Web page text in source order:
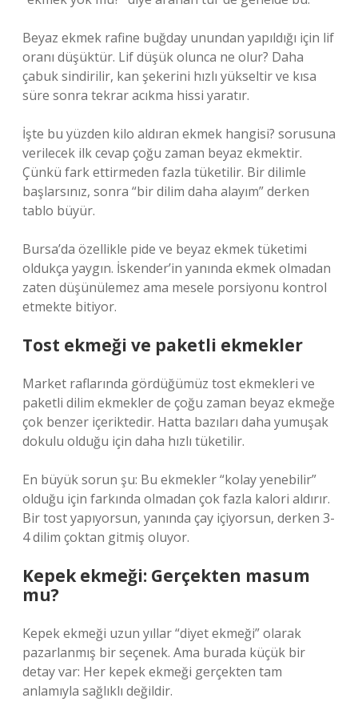
Beyaz ekmek rafine buğday unundan yapıldığı için lif
oranı düşüktür. Lif düşük olunca ne olur? Daha
çabuk sindirilir, kan şekerini hızlı yükseltir ve kısa
süre sonra tekrar acıkma hissi yaratır.
İşte bu yüzden kilo aldıran ekmek hangisi? sorusuna
verilecek ilk cevap çoğu zaman beyaz ekmektir.
Çünkü fark ettirmeden fazla tüketilir. Bir dilimle
başlarsınız, sonra “bir dilim daha alayım” derken
tablo büyür.
Bursa’da özellikle pide ve beyaz ekmek tüketimi
oldukça yaygın. İskender’in yanında ekmek olmadan
zaten düşünülemez ama mesele porsiyonu kontrol
etmekte bitiyor.
Tost ekmeği ve paketli ekmekler
Market raflarında gördüğümüz tost ekmekleri ve
paketli dilim ekmekler de çoğu zaman beyaz ekmeğe
çok benzer içeriktedir. Hatta bazıları daha yumuşak
dokulu olduğu için daha hızlı tüketilir.
En büyük sorun şu: Bu ekmekler “kolay yenebilir”
olduğu için farkında olmadan çok fazla kalori aldırır.
Bir tost yapıyorsun, yanında çay içiyorsun, derken 3-
4 dilim çoktan gitmiş oluyor.
Kepek ekmeği: Gerçekten masum
mu?
Kepek ekmeği uzun yıllar “diyet ekmeği” olarak
pazarlanmış bir seçenek. Ama burada küçük bir
detay var: Her kepek ekmeği gerçekten tam
anlamıyla sağlıklı değildir.